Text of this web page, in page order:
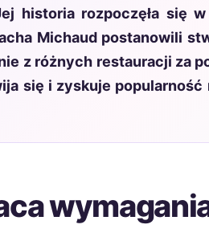
historia rozpoczęła się
Michaud postanowili
z różnych restauracji za
się i zyskuje